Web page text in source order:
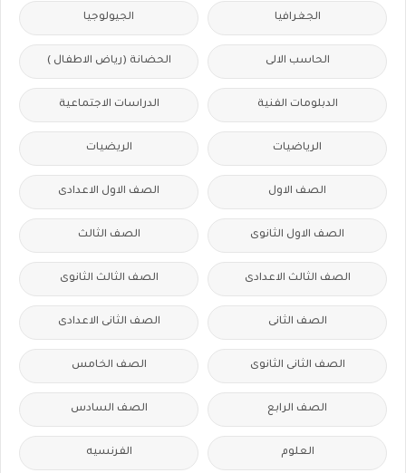
الجغرافيا الجيولوجيا
الحاسب الالى الحضانة (رياض الاطفال )
الدبلومات الفنية الدراسات الاجتماعية
الرياضيات الريضيات
الصف الاول الصف الاول الاعدادى
الصف الاول الثانوى الصف الثالث
الصف الثالث الاعدادى الصف الثالث الثانوى
الصف الثانى الصف الثانى الاعدادى
الصف الثانى الثانوى الصف الخامس
الصف الرابع الصف السادس
العلوم الفرنسيه